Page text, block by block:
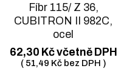
Fíbr 115/ Z 36,
CUBITRON II 982C,
ocel
62,30 Kčvčetně DPH
( 51,49 Kčbez DPH )